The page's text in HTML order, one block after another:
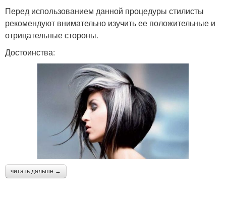
Перед использованием данной процедуры стилисты
рекомендуют внимательно изучить ее положительные и
отрицательные стороны.
Достоинства:
читать дальше →